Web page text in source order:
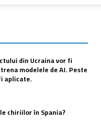
din Ucraina vor fi
modelele de AI. Peste
aplicate.
chiriilor în Spania?